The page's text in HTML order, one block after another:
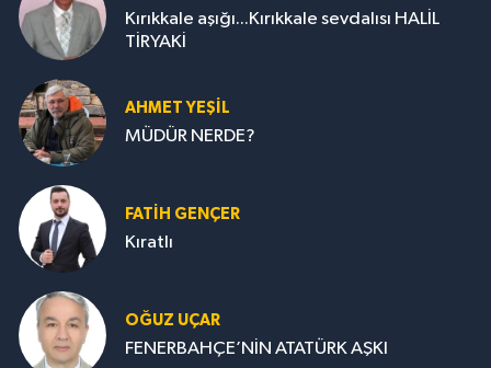
Kırıkkale aşığı...Kırıkkale sevdalısı HALİL
TİRYAKİ
AHMET YEŞİL
MÜDÜR NERDE?
FATIH GENÇER
Kıratlı
OĞUZ UÇAR
FENERBAHÇE’NİN ATATÜRK AŞKI